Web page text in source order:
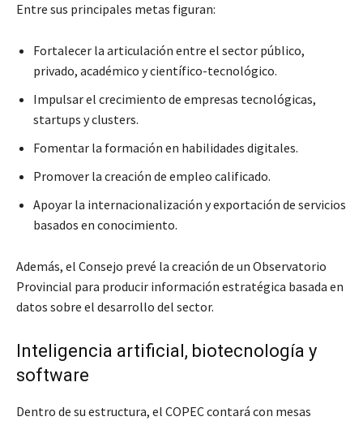
Entre sus principales metas figuran:
Fortalecer la articulación entre el sector público,
privado, académico y científico-tecnológico.
Impulsar el crecimiento de empresas tecnológicas,
startups y clusters.
Fomentar la formación en habilidades digitales.
Promover la creación de empleo calificado.
Apoyar la internacionalización y exportación de servicios
basados en conocimiento.
Además, el Consejo prevé la creación de un Observatorio
Provincial para producir información estratégica basada en
datos sobre el desarrollo del sector.
Inteligencia artificial, biotecnología y
software
Dentro de su estructura, el COPEC contará con mesas